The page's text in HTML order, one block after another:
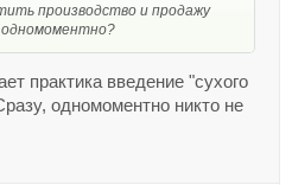
производство и продажу
одномоментно?
практика введение "сухого
одномоментно никто не